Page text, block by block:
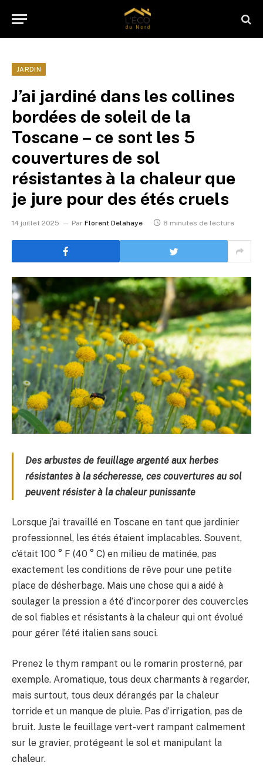
JARDIN
J’ai jardiné dans les collines
bordées de soleil de la
Toscane – ce sont les 5
couvertures de sol
résistantes à la chaleur que
je jure pour des étés cruels
14 juillet 2025 Par Florent Delahaye 8 minutes de lecture
Des arbustes de feuillage argenté aux herbes
résistantes à la sécheresse, ces couvertures au sol
peuvent résister à la chaleur punissante
Lorsque j’ai travaillé en Toscane en tant que jardinier
professionnel, les étés étaient implacables. Souvent,
c’était 100 ° F (40 ° C) en milieu de matinée, pas
exactement les conditions de rêve pour une petite
place de désherbage. Mais une chose qui a aidé à
soulager la pression a été d’incorporer des couvercles
de sol fiables et résistants à la chaleur qui ont évolué
pour gérer l’été italien sans souci.
Prenez le thym rampant ou le romarin prosterné, par
exemple. Aromatique, tous deux charmants à regarder,
mais surtout, tous deux dérangés par la chaleur
torride et un manque de pluie. Pas d’irrigation, pas de
bruit. Juste le feuillage vert-vert rampant calmement
sur le gravier, protégeant le sol et manipulant la
chaleur.